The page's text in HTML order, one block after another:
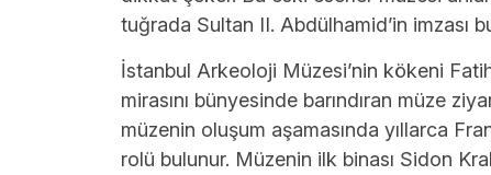
tuğrada Sultan II. Abdülhamid’in imzası
İstanbul Arkeoloji Müzesi’nin kökeni
mirasını bünyesinde barındıran müze
müzenin oluşum aşamasında yıllarca
rolü bulunur. Müzenin ilk binası Sidon